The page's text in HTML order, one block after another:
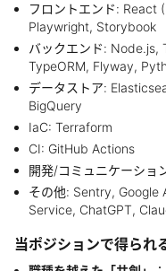
フロントエンド: React
Playwright, Storybook
バックエンド: Node.js,
TypeORM, Flyway,
データストア:
BigQuery
IaC: Terraform
CI: GitHub Actions
開発/コミュニケーショ
その他: Sentry, Google
Service, ChatGPT,
当ポジションで得られ